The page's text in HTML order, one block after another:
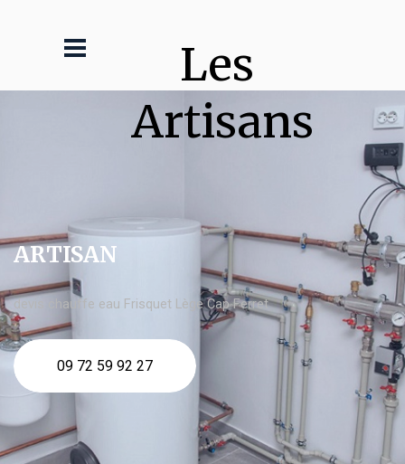
Les
Artisans
ARTISAN
devis chauffe eau Frisquet Lège Cap Ferret
09 72 59 92 27